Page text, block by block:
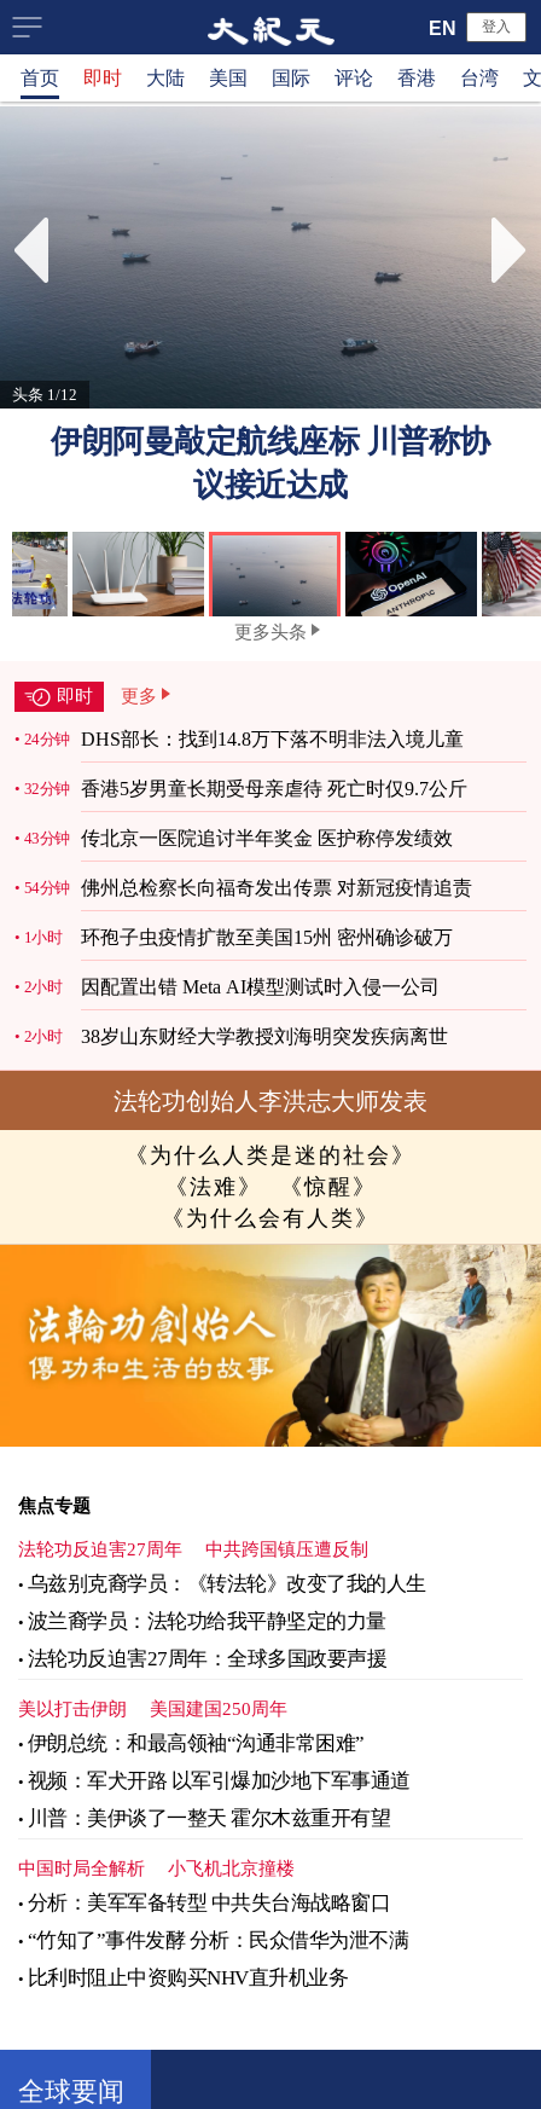
大
纪
新
闻
网
登入
EN
首页 即时 大陆 美国 国际 评论 香港 台湾
头条 1/12
伊朗阿曼敲定航线座标 川普称协
议接近达成
更多头条
即时 更多
24分钟 DHS部长：找到14.8万下落不明非法入境儿童
32分钟 香港5岁男童长期受母亲虐待 死亡时仅9.7公斤
43分钟 传北京一医院追讨半年奖金 医护称停发绩效
54分钟 佛州总检察长向福奇发出传票 对新冠疫情追责
1小时 环孢子虫疫情扩散至美国15州 密州确诊破万
2小时 因配置出错 Meta AI模型测试时入侵一公司
2小时 38岁山东财经大学教授刘海明突发疾病离世
法轮功创始人李洪志大师发表
《为什么人类是迷的社会》
《法难》
《惊醒》
《为什么会有人类》
焦点专题
法轮功反迫害27周年 中共跨国镇压遭反制
乌兹别克裔学员：《转法轮》改变了我的人生
波兰裔学员：法轮功给我平静坚定的力量
法轮功反迫害27周年：全球多国政要声援
美以打击伊朗 美国建国250周年
伊朗总统：和最高领袖“沟通非常困难”
视频：军犬开路 以军引爆加沙地下军事通道
川普：美伊谈了一整天 霍尔木兹重开有望
中国时局全解析 小飞机北京撞楼
分析：美军军备转型 中共失台海战略窗口
“竹知了”事件发酵 分析：民众借华为泄不满
比利时阻止中资购买NHV直升机业务
全球要闻